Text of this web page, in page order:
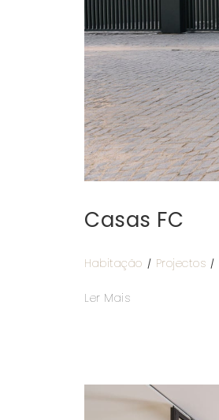
Casas FC
Habitação Projectos
Ler Mais